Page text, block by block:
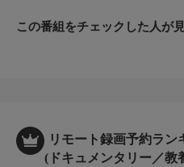
がて雨が降り、焼け野原の大地
この番組をチェックした人が
リモート録画予約ラン
(ドキュメンタリー／教